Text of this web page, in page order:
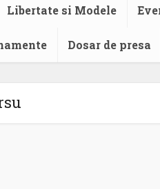
Libertate si Modele
Dosar de presa